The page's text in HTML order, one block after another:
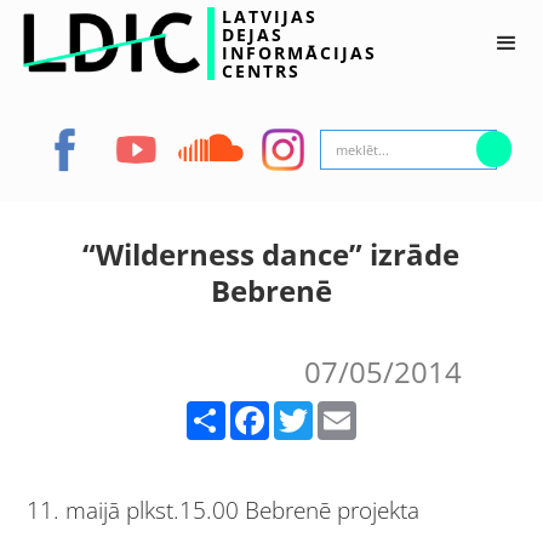
LATVIJAS
DEJAS
INFORMĀCIJAS
CENTRS
“Wilderness dance” izrāde
Bebrenē
07/05/2014
Facebook Twitter
11. maijā plkst.15.00 Bebrenē projekta